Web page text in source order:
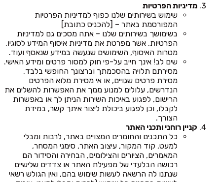
מדיניות הפרטיות
שימוש בשירותים שלנו כפוף למדיניות הפרטיות
המפורסמת באתר – [להכניס כתובת]
בשימושך בשירותים שלנו – אתה מסכים גם למדיניות
הפרטיות, אשר מפרטת את מדיניות איסוף המידע לסוגיו,
מטרות האיסוף, השימושים שנעשה במידע שנאסף ועוד.
שים לב! אינך חייב על-פי חוק למסור פרטים ומידע האישי.
מסירתם תלויה בהסכמתך וברצונך החופשי בלבד.
מסירת פרטים שגויים, או אי מסירת מלוא הפרטים
הנדרשים, עלולים למנוע ממך את האפשרות להשלים את
הרישום, לפגוע באיכות השירות הניתן לך או באפשרות
לקבלו, וכן לפגוע ביכולת ליצור איתך קשר, במידת
הצורך.
קניין רוחני ותכני האתר
כל התכנים והחומרים המצויים באתר, לרבות ומבלי
למעט, קוד המקור, עיצוב האתר, סימני המסחר,
המאמרים, הציורים והצילומים, הבחירה והסידור הם
רכושה הבלעדי של מפעילת האתר או צדדים שלישיים
שנתנו לה הרשאה לעשות שימוש בהם, ואין הגולש רשאי